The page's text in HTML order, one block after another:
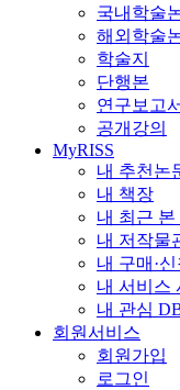
국내학술
해외학술
학술지
단행본
연구보고서
공개강의
MyRISS
내 추천논
내 책장
내 최근 본
내 저작물
내 구매·
내 서비스
내 관심
회원서비스
회원가입
로그인